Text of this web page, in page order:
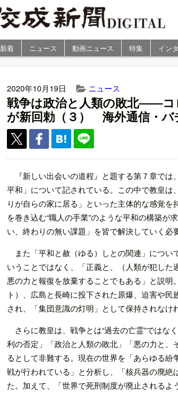
新着 ニュース 動画ニュース 特集 イン
2020年10月19日 ニュース
戦争は政治と人類の敗北――コ
が新回勅（３） 海外通信・バ
『新しい出会いの道程』と題する第７章で
平和」について記されている。この中で教皇
りが自らの家に居る」といった主体的な感覚
を巻き込む“職人の手業”のような平和の構築が
い、終わりの無い課題」を皆で解決していく必
また「平和と赦（ゆる）しとの関連」につ
いうことではなく、「正義と、（人類が犯し
悪の力と報復を放棄することでもある」と説明
ト）、広島と長崎に投下された原爆、迫害や民
され、「集団意識の灯明」として保持されなけ
さらに教皇は、戦争とは“過去の亡霊”ではな
利の否定」「政治と人類の敗北」「悪の力と、
るとして非難する。現在の世界を「あらゆる
戦が行われている」と分析し、「核兵器の廃絶
た。加えて、「世界で死刑制度が廃止されるよ